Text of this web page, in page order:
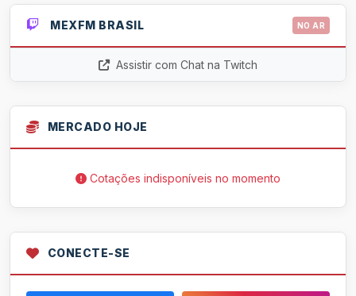
MEXFM BRASIL NO AR
Assistir com Chat na Twitch
MERCADO HOJE
Cotações indisponíveis no momento
CONECTE-SE